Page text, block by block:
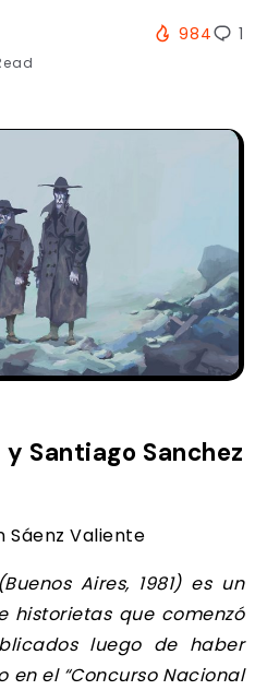
984 1
Santiago Sanchez
Sáenz Valiente
(Buenos Aires, 1981) es un
historietas que comenzó
luego de haber
el “Concurso Nacional